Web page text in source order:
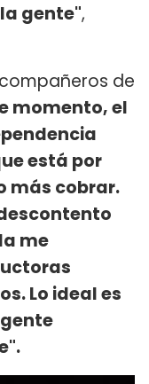
gente",
de
momento, el
está por
más cobrar.
me
Lo ideal es